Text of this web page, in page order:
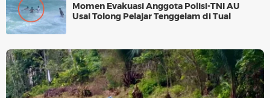
Momen Evakuasi Anggota Polisi-TNI AU
Usai Tolong Pelajar Tenggelam di Tual